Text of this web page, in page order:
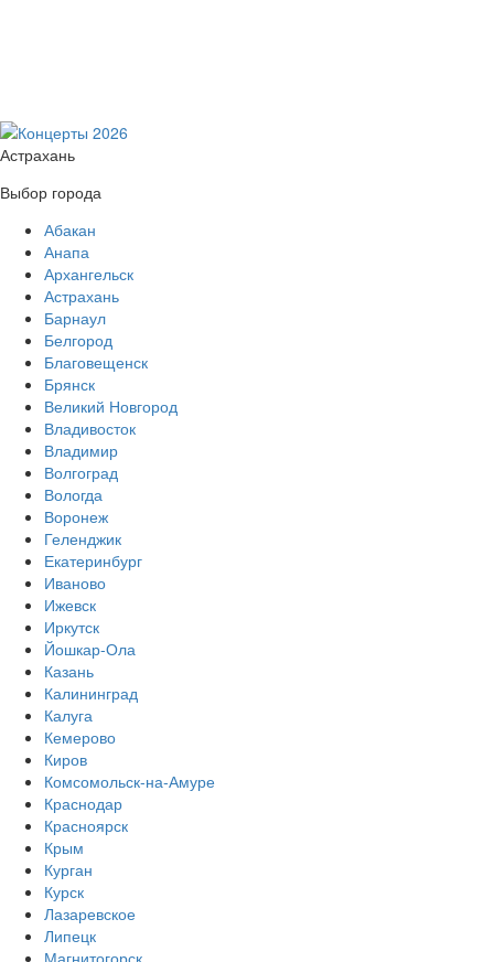
Астрахань
Выбор города
Абакан
Анапа
Архангельск
Астрахань
Барнаул
Белгород
Благовещенск
Брянск
Великий Новгород
Владивосток
Владимир
Волгоград
Вологда
Воронеж
Геленджик
Екатеринбург
Иваново
Ижевск
Иркутск
Йошкар-Ола
Казань
Калининград
Калуга
Кемерово
Киров
Комсомольск-на-Амуре
Краснодар
Красноярск
Крым
Курган
Курск
Лазаревское
Липецк